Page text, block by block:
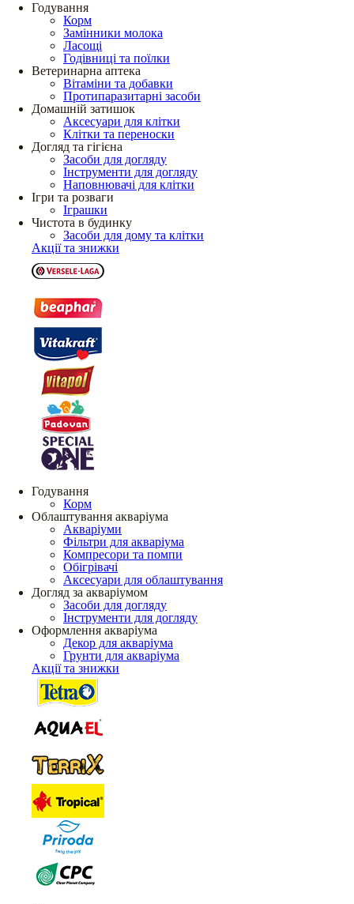
Годування
Корм
Замінники молока
Ласощі
Годівниці та поїлки
Ветеринарна аптека
Вітаміни та добавки
Протипаразитарні засоби
Домашній затишок
Аксесуари для клітки
Клітки та переноски
Догляд та гігієна
Засоби для догляду
Інструменти для догляду
Наповнювачі для клітки
Ігри та розваги
Іграшки
Чистота в будинку
Засоби для дому та клітки
Акції та знижки
Годування
Корм
Облаштування акваріума
Акваріуми
Фільтри для акваріума
Компресори та помпи
Обігрівачі
Аксесуари для облаштування
Догляд за акваріумом
Засоби для догляду
Інструменти для догляду
Оформлення акваріума
Декор для акваріума
Грунти для акваріума
Акції та знижки